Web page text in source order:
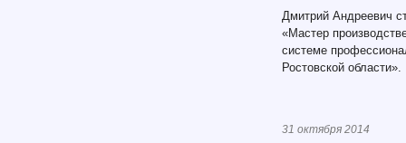
Дмитрий Андреевич
«Мастер
системе
Ростовской области».
31 октября 2014